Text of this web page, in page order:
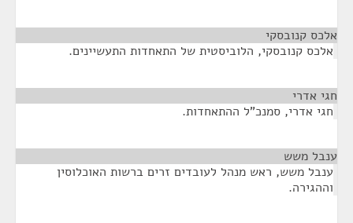
אלכס קנובסקי
אלכס קנובסקי, הלוביסטית של התאחדות התעשיינים.
חגי אדרי
חגי אדרי, סמנכ"ל ההתאחדות.
ענבל משש
ענבל משש, ראש מנהל לעובדים זרים ברשות האוכלוסין
וההגירה.